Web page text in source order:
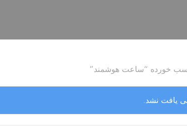
خورده “ساعت هوشمند”
یافت نشد.